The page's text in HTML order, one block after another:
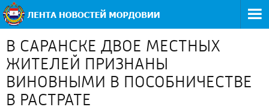
В САРАНСКЕ ДВОЕ МЕСТНЫХ
ЖИТЕЛЕЙ ПРИЗНАНЫ
ВИНОВНЫМИ В ПОСОБНИЧЕСТВЕ
В РАСТРАТЕ